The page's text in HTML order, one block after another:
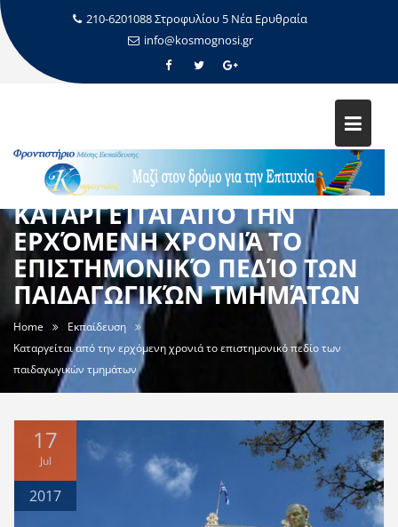
210-6201088 Στροφυλίου 5 Νέα Ερυθραία
info@kosmognosi.gr
ΚΑΤΑΡΓΕΊΤΑΙ ΑΠΌ ΤΗΝ
ΕΡΧΌΜΕΝΗ ΧΡΟΝΙΆ ΤΟ
ΕΠΙΣΤΗΜΟΝΙΚΌ ΠΕΔΊΟ ΤΩΝ
ΠΑΙΔΑΓΩΓΙΚΏΝ ΤΜΗΜΆΤΩΝ
Home
Εκπαίδευση
Καταργείται από την ερχόμενη χρονιά το επιστημονικό πεδίο των
παιδαγωγικών τμημάτων
17
Jul
2017